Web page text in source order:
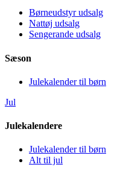
Børneudstyr udsalg
Nattøj udsalg
Sengerande udsalg
Sæson
Julekalender til børn
Jul
Julekalendere
Julekalender til børn
Alt til jul